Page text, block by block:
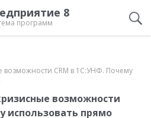
8
программ
возможности CRM в 1С:УНФ. Почему
возможности
использовать прямо